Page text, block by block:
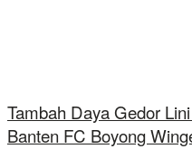
Tambah Daya Gedor
Banten FC Boyong